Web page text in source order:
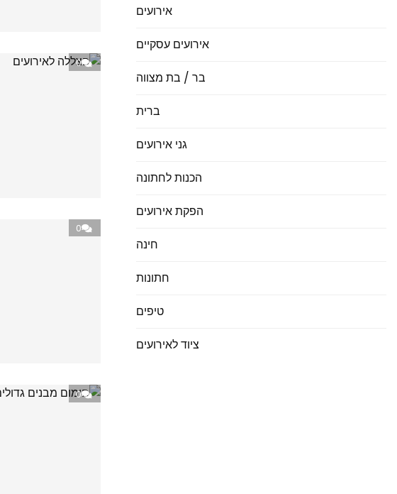
אירועים
אירועים עסקיים
בר / בת מצווה
ברית
גני אירועים
הכנות לחתונה
הפקת אירועים
חינה
חתונות
טיפים
ציוד לאירועים
0
0
0